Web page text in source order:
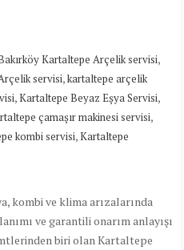
Kartaltepe Arçelik servisi,
servisi,kartaltepe arçelik
,Kartaltepe Beyaz Eşya Servisi,
çamaşır makinesi servisi,
kombi servisi,Kartaltepe
kombi ve klima arızalarında
ve garantili onarım anlayışı
biri olan Kartaltepe